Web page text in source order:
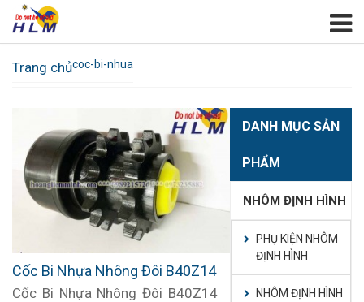
Trang chủcoc-bi-nhua
DANH MỤC SẢN
PHẨM
NHÔM ĐỊNH HÌNH
PHỤ KIỆN NHÔM
ĐỊNH HÌNH
NHÔM ĐỊNH HÌNH
Cốc Bi Nhựa Nhông Đôi B40Z14
Cốc Bi Nhựa Nhông Đôi B40Z14